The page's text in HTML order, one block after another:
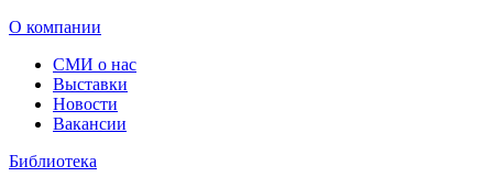
О компании
СМИ о нас
Выставки
Новости
Вакансии
Библиотека